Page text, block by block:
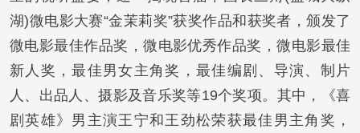
湖)微电影大赛“金茉莉奖”获奖作品和获奖者，颁发了
微电影最佳作品奖，微电影优秀作品奖，微电影最佳
新人奖，最佳男女主角奖，最佳编剧、导演、制片
人、出品人、摄影及音乐奖等19个奖项。其中，《喜
剧英雄》男主演王宁和王劲松荣获最佳男主角奖，